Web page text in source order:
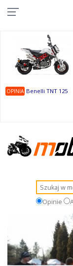
OPINIA Benelli TNT 125
Opinie